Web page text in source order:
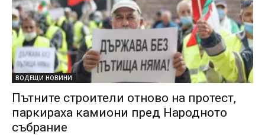
ВОДЕЩИ НОВИНИ
Пътните строители отново на протест,
паркираха камиони пред Народното
събрание